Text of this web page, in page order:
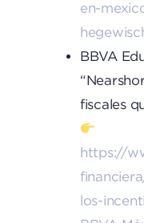
en-
BBVA
fiscales
https://
los-